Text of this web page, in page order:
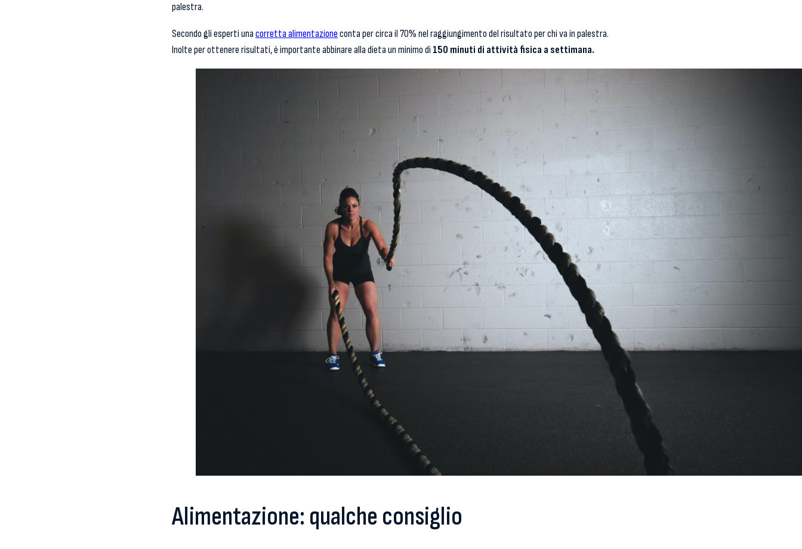
palestra.
Secondo gli esperti unacorretta alimentazioneconta per circa il 70% nel raggiungimento del risultato per chi va in palestra.
Inolte per ottenere risultati, è importante abbinare alla dieta un minimo di 150 minuti di attività fisica a settimana.
Alimentazione: qualche consiglio